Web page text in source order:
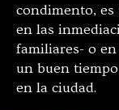
condimento,
en las
familiares- o en
un buen
en la ciudad.